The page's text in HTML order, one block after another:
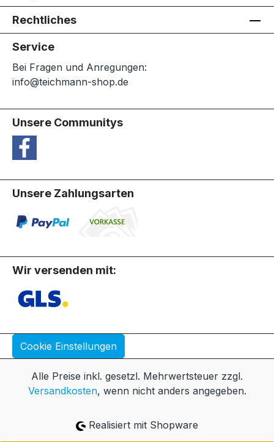
Rechtliches
Service
Bei Fragen und Anregungen:
info@teichmann-shop.de
Unsere Communitys
Unsere Zahlungsarten
Wir versenden mit:
Cookie Einstellungen
Alle Preise inkl. gesetzl. Mehrwertsteuer zzgl.
Versandkosten, wenn nicht anders angegeben.
Realisiert mit Shopware